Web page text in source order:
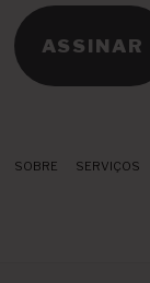
mail
ASSINAR
SOBRE SERVIÇOS